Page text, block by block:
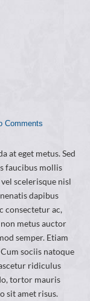
Comments
at eget metus. Sed
faucibus mollis
scelerisque nisl
dapibus
consectetur ac,
metus auctor
semper. Etiam
sociis natoque
ridiculus
tortor mauris
sit amet risus.